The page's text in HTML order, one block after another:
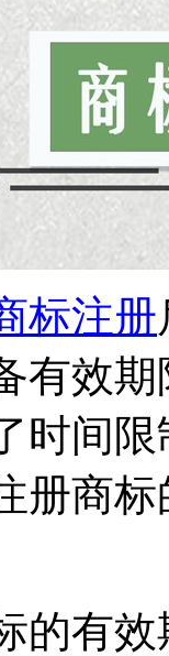
标注册
有效
时间
册商
的有